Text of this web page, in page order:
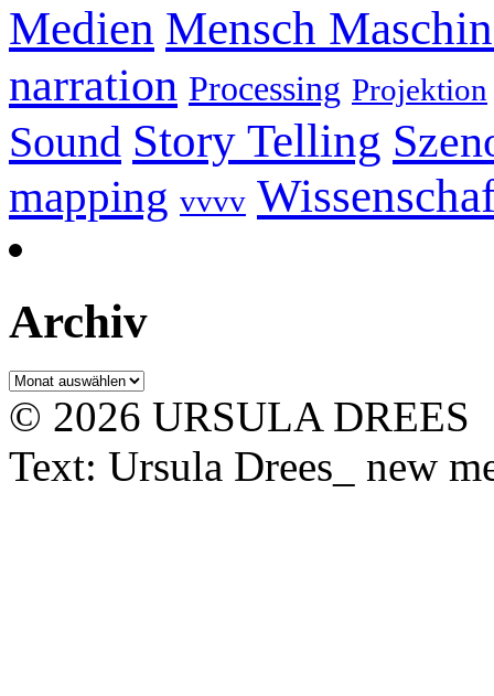
Medien Mensch
narration Processing Projektion
Sound Story Telling
mapping vvvv
Archiv
Archiv
© 2026 URSULA DREES
Text: Ursula Drees_ new